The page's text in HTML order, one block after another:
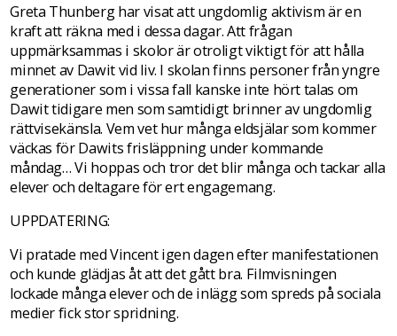
Greta Thunberg har visat att ungdomlig aktivism är en
kraft att räkna med i dessa dagar. Att frågan
uppmärksammas i skolor är otroligt viktigt för att hålla
minnet av Dawit vid liv. I skolan finns personer från yngre
generationer som i vissa fall kanske inte hört talas om
Dawit tidigare men som samtidigt brinner av ungdomlig
rättvisekänsla. Vem vet hur många eldsjälar som kommer
väckas för Dawits frisläppning under kommande
måndag… Vi hoppas och tror det blir många och tackar alla
elever och deltagare för ert engagemang.
UPPDATERING:
Vi pratade med Vincent igen dagen efter manifestationen
och kunde glädjas åt att det gått bra. Filmvisningen
lockade många elever och de inlägg som spreds på sociala
medier fick stor spridning.